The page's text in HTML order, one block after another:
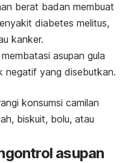
berat badan membuat
diabetes melitus,
kanker.
asupan gula
negatif yang disebutkan.
konsumsi camilan
biskuit, bolu, atau
asupan